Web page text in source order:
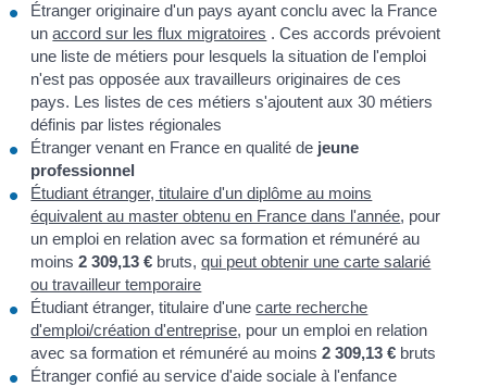
Étranger originaire d'un pays ayant conclu avec la France
unaccord sur les flux migratoires . Ces accords prévoient
une liste de métiers pour lesquels la situation de l'emploi
n'est pas opposée aux travailleurs originaires de ces
pays. Les listes de ces métiers s'ajoutent aux 30 métiers
définis par listes régionales
Étranger venant en France en qualité de jeune
professionnel
Étudiant étranger, titulaire d'un diplôme au moins
équivalent au master obtenu en France dans l'année, pour
un emploi en relation avec sa formation et rémunéré au
moins2 309,13 € bruts,qui peut obtenir une carte salarié
ou travailleur temporaire
Étudiant étranger, titulaire d'unecarte recherche
d'emploi/création d'entreprise, pour un emploi en relation
avec sa formation et rémunéré au moins2 309,13 € bruts
Étranger confié au service d'aide sociale à l'enfance